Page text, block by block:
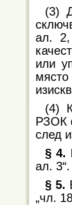
(3)
ал. 2,
или
(4)
РЗОК
след
§ 4.
ал. 3“.
§ 5.
„чл.